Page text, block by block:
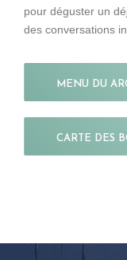
pour déguster un
des conversations
MENU DU
CARTE DES